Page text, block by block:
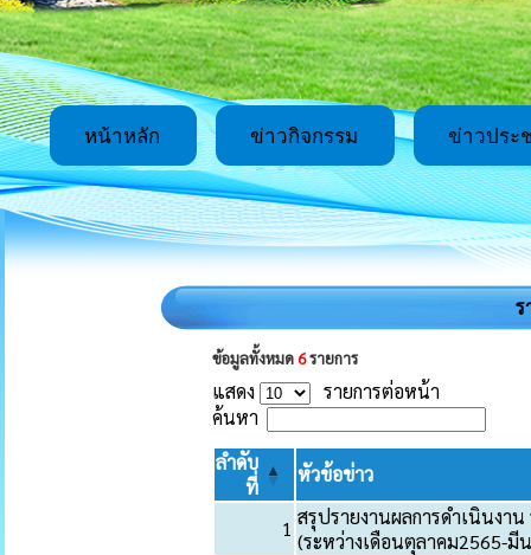
หน้าหลัก ข่าวกิจกรรม ข่าวประ
ร
ข้อมูลทั้งหมด6รายการ
แสดง
รายการต่อหน้า
ค้นหา
ลำดับ
ที่
หัวข้อข่าว
1 สรุปรายงานผลการดำเนินงา
(ระหว่างเดือนตุลาคม2565-มี